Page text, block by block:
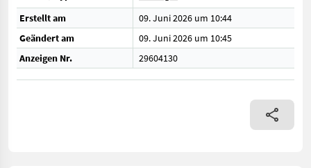
Erstellt am
09. Juni 2026 um 10:44
Geändert am
09. Juni 2026 um 10:45
Anzeigen Nr.
29604130